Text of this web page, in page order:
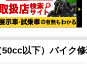
以下）バイク